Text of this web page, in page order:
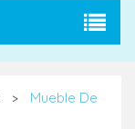
>
Mueble De